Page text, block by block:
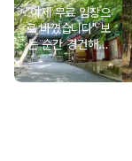
"이제 무료 입장으
로 바꼈습니다" 보
는 순간 경건해지
고 마음이 편안해
지는 사찰 여행지